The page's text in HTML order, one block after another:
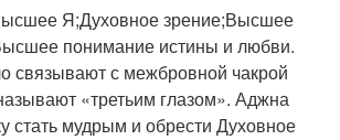
Я;Духовное зрение;Высшее
понимание истины и любви.
связывают с межбровной чакрой
«третьим глазом». Аджна
стать мудрым и обрести Духовное